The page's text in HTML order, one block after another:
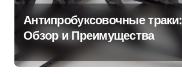
Антипробуксовочные траки:
Обзор и Преимущества